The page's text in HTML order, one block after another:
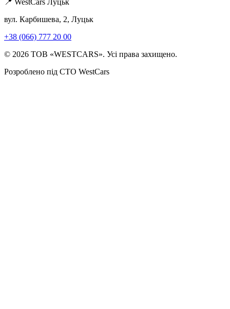
📍 WestCars Луцьк
вул. Карбишева, 2, Луцьк
+38 (066) 777 20 00
© 2026 ТОВ «WESTCARS». Усі права захищено.
Розроблено під СТО WestCars